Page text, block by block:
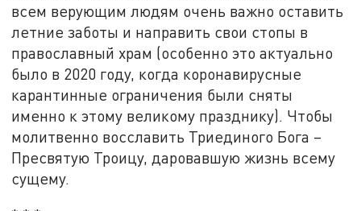
всем верующим людям очень важно оставить
летние заботы и направить свои стопы в
православный храм (особенно это актуально
было в 2020 году, когда коронавирусные
карантинные ограничения были сняты
именно к этому великому празднику). Чтобы
молитвенно восславить Триединого Бога –
Пресвятую Троицу, даровавшую жизнь всему
сущему.